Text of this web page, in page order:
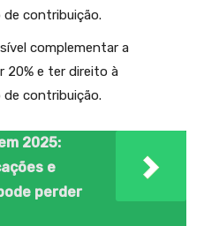
contribuição.
complementar a
20% e ter direito à
contribuição.
2025:
e
perder